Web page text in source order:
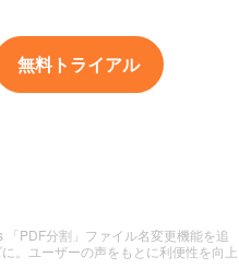
無料トライアル
PDF分割」ファイル名変更機能を追
。ユーザーの声をもとに利便性を向上